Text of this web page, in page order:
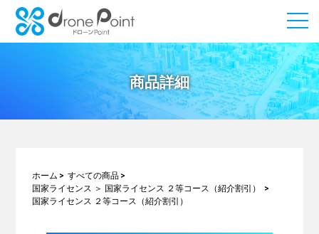
商品詳細
ホーム
すべての商品
国家ライセンス ＞ 国家ライセンス ２等コース（紹介割引）
国家ライセンス ２等コース（紹介割引）